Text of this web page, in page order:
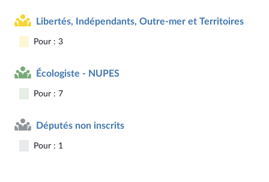
Libertés, Indépendants, Outre-mer et Territoires
Pour : 3
Écologiste - NUPES
Pour : 7
Députés non inscrits
Pour : 1